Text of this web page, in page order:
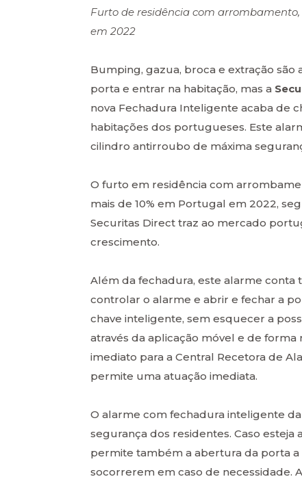
Furto de residência com
em 2022
Bumping, gazua, broca e extração
porta e entrar na habitação, mas a
nova Fechadura Inteligente acaba de
habitações dos portugueses. Este
cilindro antirroubo de máxima
O furto em residência com
mais de 10% em Portugal em 2022,
Securitas Direct traz ao mercado
crescimento.
Além da fechadura, este alarme
controlar o alarme e abrir e fechar a
chave inteligente, sem esquecer a
através da aplicação móvel e de
imediato para a Central Recetora de
permite uma atuação imediata.
O alarme com fechadura inteligente
segurança dos residentes. Caso
permite também a abertura da porta a
socorrerem em caso de necessidade.